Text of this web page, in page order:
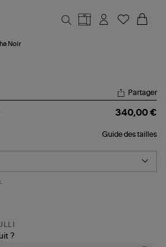
Noir
Partager
340,00 €
Guide des tailles
?